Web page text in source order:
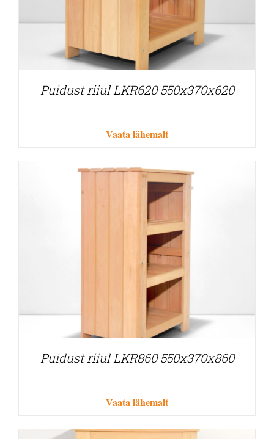
Puidust riiul LKR620 550x370x620
Vaata lähemalt
Puidust riiul LKR860 550x370x860
Vaata lähemalt